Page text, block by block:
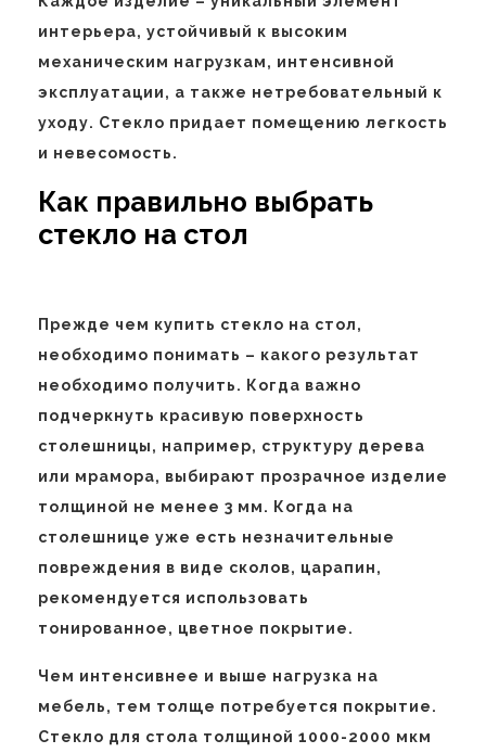
интерьера, устойчивый к высоким
механическим нагрузкам, интенсивной
эксплуатации, а также нетребовательный к
уходу. Стекло придает помещению легкость
и невесомость.
Как правильно выбрать
стекло на стол
Прежде чем купить стекло на стол,
необходимо понимать – какого результат
необходимо получить. Когда важно
подчеркнуть красивую поверхность
столешницы, например, структуру дерева
или мрамора, выбирают прозрачное изделие
толщиной не менее 3 мм. Когда на
столешнице уже есть незначительные
повреждения в виде сколов, царапин,
рекомендуется использовать
тонированное, цветное покрытие.
Чем интенсивнее и выше нагрузка на
мебель, тем толще потребуется покрытие.
Стекло для стола толщиной 1000-2000 мкм